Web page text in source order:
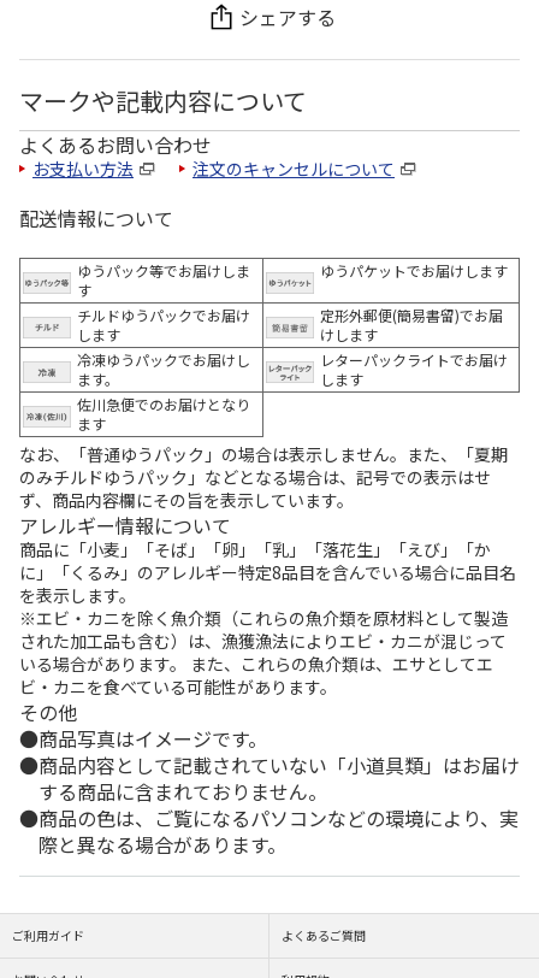
シェアする
マークや記載内容について
よくあるお問い合わせ
お支払い方法 注文のキャンセルについて
配送情報について
ゆうパック等でお届けしま
す
ゆうパケットでお届けします
チルドゆうパックでお届け
します
定形外郵便(簡易書留)でお届
けします
冷凍ゆうパックでお届けし
ます。
レターパックライトでお届け
します
佐川急便でのお届けとなり
ます
なお、「普通ゆうパック」の場合は表示しません。また、「夏期
のみチルドゆうパック」などとなる場合は、記号での表示はせ
ず、商品内容欄にその旨を表示しています。
アレルギー情報について
商品に「小麦」「そば」「卵」「乳」「落花生」「えび」「か
に」「くるみ」のアレルギー特定8品目を含んでいる場合に品目名
を表示します。
※エビ・カニを除く魚介類（これらの魚介類を原材料として製造
された加工品も含む）は、漁獲漁法によりエビ・カニが混じって
いる場合があります。 また、これらの魚介類は、エサとしてエ
ビ・カニを食べている可能性があります。
その他
商品写真はイメージです。
商品内容として記載されていない「小道具類」はお届け
する商品に含まれておりません。
商品の色は、ご覧になるパソコンなどの環境により、実
際と異なる場合があります。
ご利用ガイド よくあるご質問